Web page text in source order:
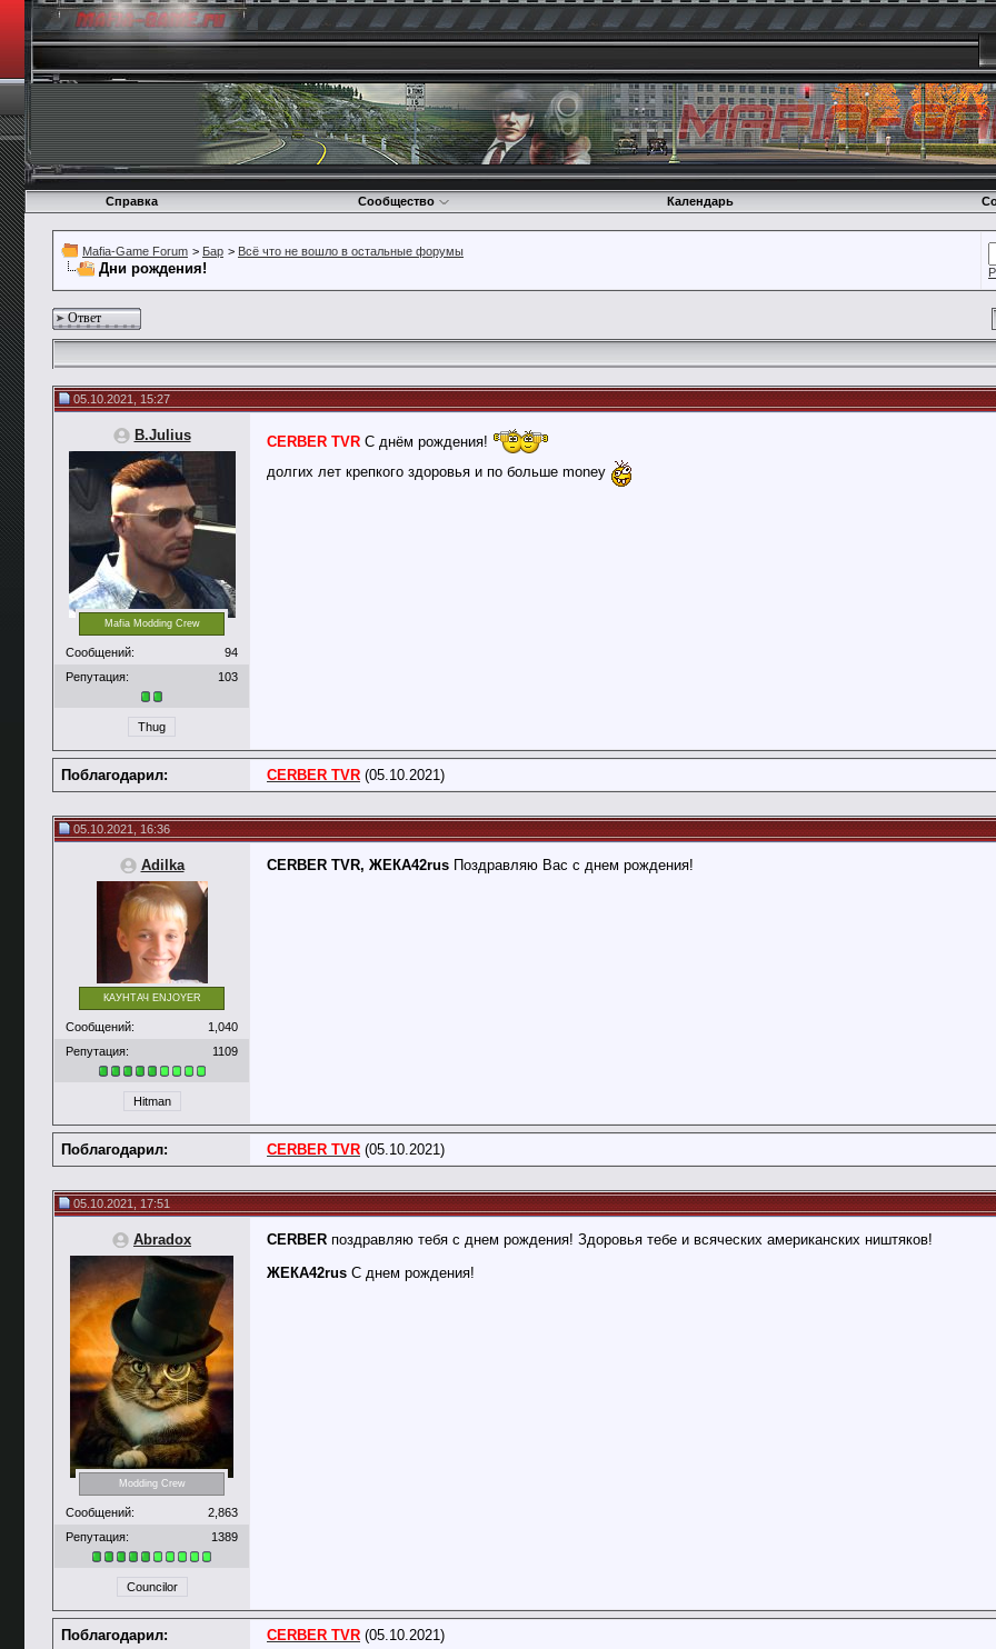
Справка Сообщество Календарь
Mafia-Game Forum > Бар > Всё что не вошло в остальные форумы
Дни рождения!
Ответ
05.10.2021, 15:27
B.Julius
Mafia Modding Crew
Сообщений:
94
Репутация:
103
Thug
CERBER TVR С днём рождения!
долгих лет крепкого здоровья и по больше money
Поблагодарил: CERBER TVR (05.10.2021)
05.10.2021, 16:36
Adilka
КАУНТАЧ ENJOYER
Сообщений:
1,040
Репутация:
1109
Hitman
CERBER TVR, ЖЕКА42rus Поздравляю Вас с днем рождения!
Поблагодарил: CERBER TVR (05.10.2021)
05.10.2021, 17:51
Abradox
Modding Crew
Сообщений:
2,863
Репутация:
1389
Councilor
CERBER поздравляю тебя с днем рождения! Здоровья тебе и всяческих американских ништяков!
ЖЕКА42rus С днем рождения!
Поблагодарил: CERBER TVR (05.10.2021)